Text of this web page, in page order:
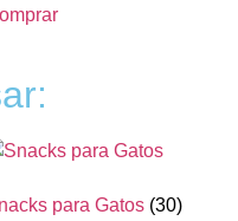
para Gatos (30)